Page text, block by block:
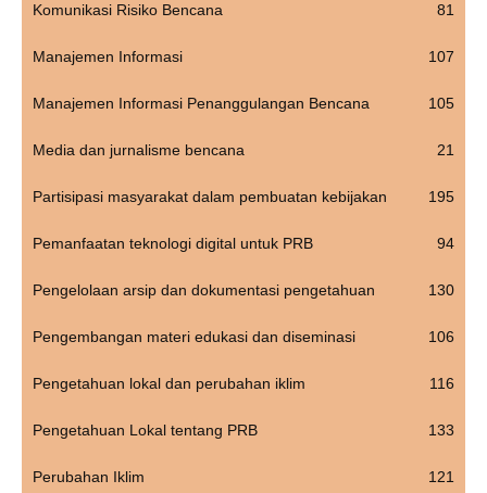
Komunikasi Risiko Bencana 81
Manajemen Informasi 107
Manajemen Informasi Penanggulangan Bencana 105
Media dan jurnalisme bencana 21
Partisipasi masyarakat dalam pembuatan kebijakan 195
Pemanfaatan teknologi digital untuk PRB 94
Pengelolaan arsip dan dokumentasi pengetahuan 130
Pengembangan materi edukasi dan diseminasi 106
Pengetahuan lokal dan perubahan iklim 116
Pengetahuan Lokal tentang PRB 133
Perubahan Iklim 121